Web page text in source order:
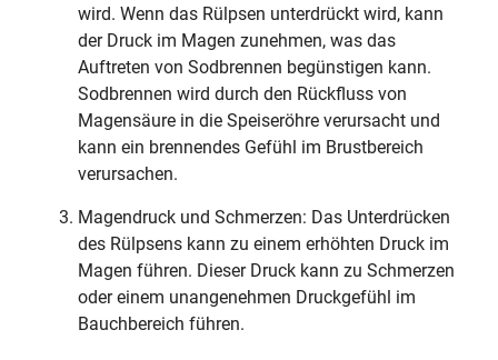
wird. Wenn das Rülpsen unterdrückt wird, kann
der Druck im Magen zunehmen, was das
Auftreten von Sodbrennen begünstigen kann.
Sodbrennen wird durch den Rückfluss von
Magensäure in die Speiseröhre verursacht und
kann ein brennendes Gefühl im Brustbereich
verursachen.
Magendruck und Schmerzen: Das Unterdrücken
des Rülpsens kann zu einem erhöhten Druck im
Magen führen. Dieser Druck kann zu Schmerzen
oder einem unangenehmen Druckgefühl im
Bauchbereich führen.